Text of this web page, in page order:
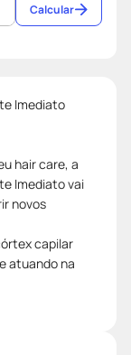
Calcular
Imediato
hair care, a
Imediato vai
novos
capilar
atuando na